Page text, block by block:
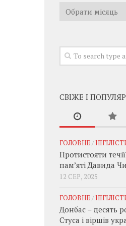
Архивы
СВІЖЕ І
ГОЛОВНЕ/
Протистояти
пам’яті Давида
12 СЕР, 2025
ГОЛОВНЕ/
Донбас – десять
Стуса і віршів